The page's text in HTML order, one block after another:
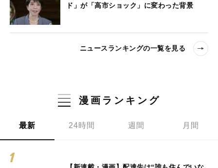
ド」が「高市ショック」に変わった背景
ニュースランキングの一覧を見る
漫画ランキング
最新 24時間 週間 月間